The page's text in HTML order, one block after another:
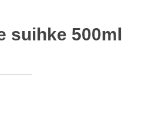
suihke 500ml